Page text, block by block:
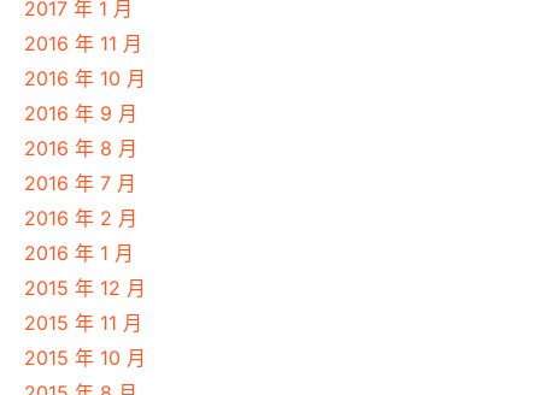
2017 年 1 月
2016 年 11 月
2016 年 10 月
2016 年 9 月
2016 年 8 月
2016 年 7 月
2016 年 2 月
2016 年 1 月
2015 年 12 月
2015 年 11 月
2015 年 10 月